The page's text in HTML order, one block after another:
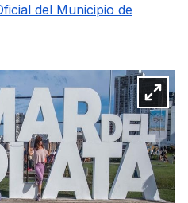
del Municipio de